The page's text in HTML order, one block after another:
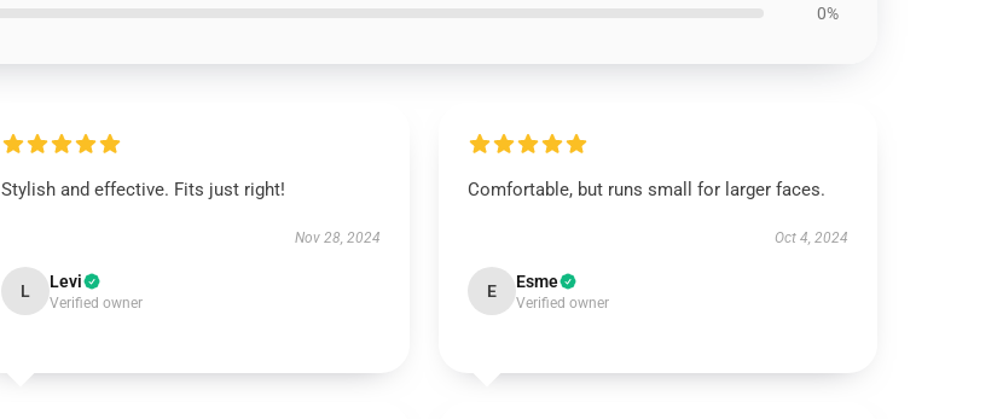
0%
Stylish and effective. Fits just right!
Nov 28, 2024
L Levi
Verified owner
Comfortable, but runs small for larger faces.
Oct 4, 2024
E Esme
Verified owner